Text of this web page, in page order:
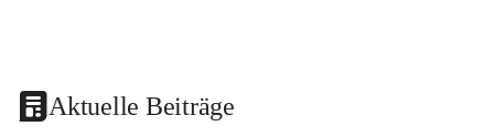
Aktuelle Beiträge